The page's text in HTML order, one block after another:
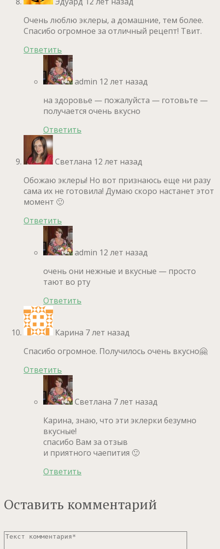
Очень люблю эклеры, а домашние, тем более.
Спасибо огромное за отличный рецепт! Твит.
Ответить
admin 12 лет назад
на здоровье — пожалуйста — готовьте —
получается очень вкусно
Ответить
Светлана 12 лет назад
Обожаю эклеры! Но вот признаюсь еще ни разу
сама их не готовила! Думаю скоро настанет этот
момент 🙂
Ответить
admin 12 лет назад
очень они нежные и вкусные — просто
тают во рту
Ответить
Карина 7 лет назад
Спасибо огромное. Получилось очень вкусно🤗
Ответить
Светлана 7 лет назад
Карина, знаю, что эти эклерки безумно
вкусные!
спасибо Вам за отзыв
и приятного чаепития 🙂
Ответить
Оставить комментарий